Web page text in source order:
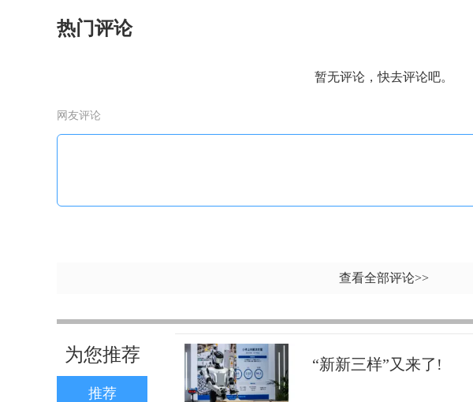
热门评论
暂无评论，快去评论吧。
网友评论
查看全部评论>>
为您推荐
推荐
“新新三样”又来了!